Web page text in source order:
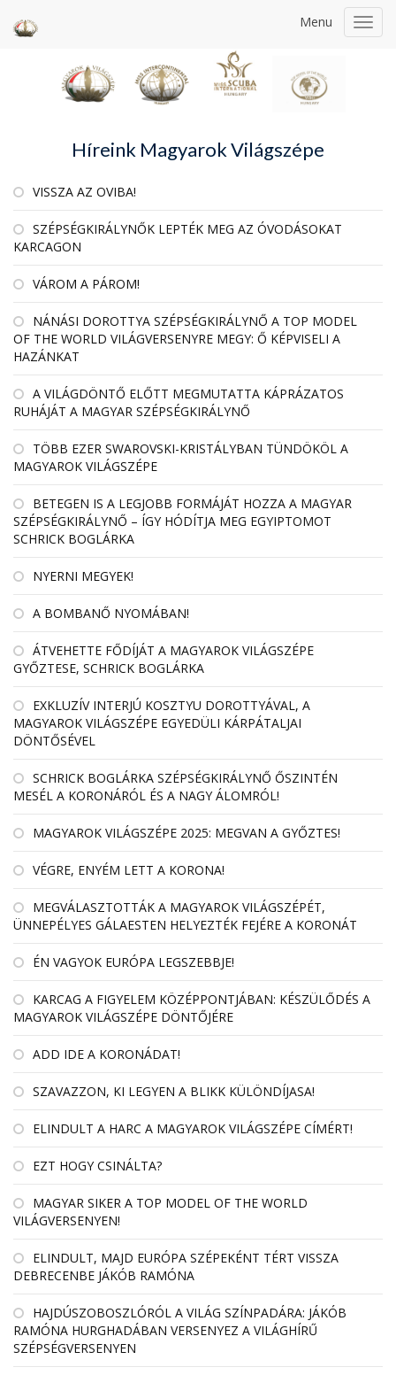
Menu
Híreink Magyarok Világszépe
VISSZA AZ OVIBA!
SZÉPSÉGKIRÁLYNŐK LEPTÉK MEG AZ ÓVODÁSOKAT
KARCAGON
VÁROM A PÁROM!
NÁNÁSI DOROTTYA SZÉPSÉGKIRÁLYNŐ A TOP MODEL
OF THE WORLD VILÁGVERSENYRE MEGY: Ő KÉPVISELI A
HAZÁNKAT
A VILÁGDÖNTŐ ELŐTT MEGMUTATTA KÁPRÁZATOS
RUHÁJÁT A MAGYAR SZÉPSÉGKIRÁLYNŐ
TÖBB EZER SWAROVSKI-KRISTÁLYBAN TÜNDÖKÖL A
MAGYAROK VILÁGSZÉPE
BETEGEN IS A LEGJOBB FORMÁJÁT HOZZA A MAGYAR
SZÉPSÉGKIRÁLYNŐ – ÍGY HÓDÍTJA MEG EGYIPTOMOT
SCHRICK BOGLÁRKA
NYERNI MEGYEK!
A BOMBANŐ NYOMÁBAN!
ÁTVEHETTE FŐDÍJÁT A MAGYAROK VILÁGSZÉPE
GYŐZTESE, SCHRICK BOGLÁRKA
EXKLUZÍV INTERJÚ KOSZTYU DOROTTYÁVAL, A
MAGYAROK VILÁGSZÉPE EGYEDÜLI KÁRPÁTALJAI
DÖNTŐSÉVEL
SCHRICK BOGLÁRKA SZÉPSÉGKIRÁLYNŐ ŐSZINTÉN
MESÉL A KORONÁRÓL ÉS A NAGY ÁLOMRÓL!
MAGYAROK VILÁGSZÉPE 2025: MEGVAN A GYŐZTES!
VÉGRE, ENYÉM LETT A KORONA!
MEGVÁLASZTOTTÁK A MAGYAROK VILÁGSZÉPÉT,
ÜNNEPÉLYES GÁLAESTEN HELYEZTÉK FEJÉRE A KORONÁT
ÉN VAGYOK EURÓPA LEGSZEBBJE!
KARCAG A FIGYELEM KÖZÉPPONTJÁBAN: KÉSZÜLŐDÉS A
MAGYAROK VILÁGSZÉPE DÖNTŐJÉRE
ADD IDE A KORONÁDAT!
SZAVAZZON, KI LEGYEN A BLIKK KÜLÖNDÍJASA!
ELINDULT A HARC A MAGYAROK VILÁGSZÉPE CÍMÉRT!
EZT HOGY CSINÁLTA?
MAGYAR SIKER A TOP MODEL OF THE WORLD
VILÁGVERSENYEN!
ELINDULT, MAJD EURÓPA SZÉPEKÉNT TÉRT VISSZA
DEBRECENBE JÁKÓB RAMÓNA
HAJDÚSZOBOSZLÓRÓL A VILÁG SZÍNPADÁRA: JÁKÓB
RAMÓNA HURGHADÁBAN VERSENYEZ A VILÁGHÍRŰ
SZÉPSÉGVERSENYEN